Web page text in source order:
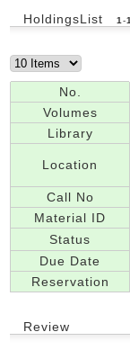
HoldingsList 1 -1
No.
Volumes
Library
Location
Call No
Material ID
Status
Due Date
Reservation
Review